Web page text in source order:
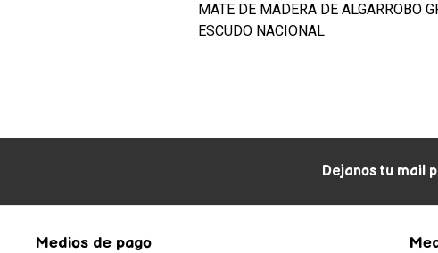
MATE DE MADERA DE ALGARROBO
ESCUDO NACIONAL
Dejanos tu mail
Medios de pago